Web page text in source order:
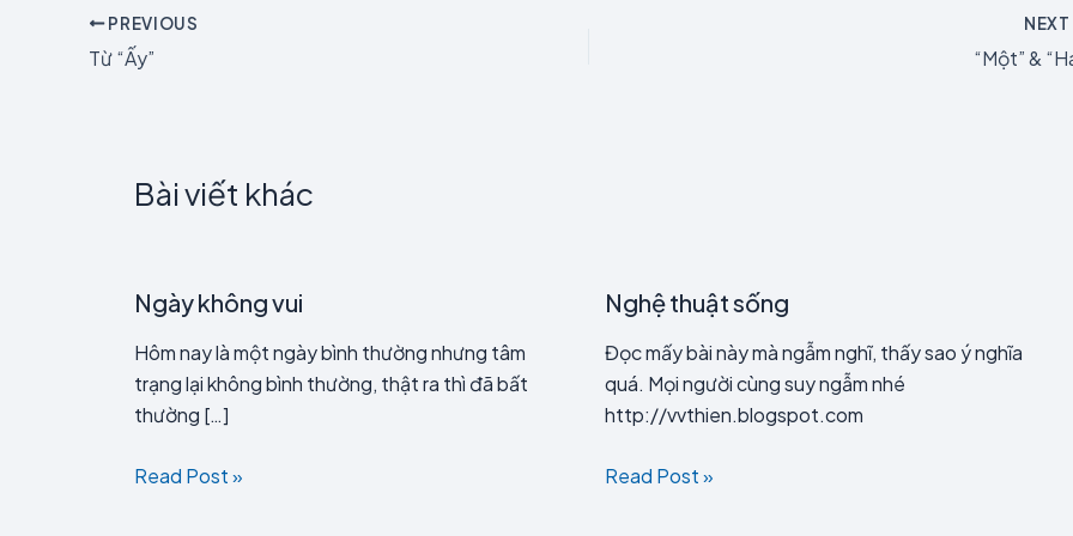
PREVIOUS
Từ “Ấy”
NEXT
“Một” &
Bài viết khác
Ngày không vui
Hôm nay là một ngày bình thường nhưng tâm
trạng lại không bình thường, thật ra thì đã bất
thường […]
Read Post »
Nghệ thuật sống
Đọc mấy bài này mà ngẫm nghĩ, thấy sao ý nghĩa
quá. Mọi người cùng suy ngẫm nhé
http://vvthien.blogspot.com
Read Post »